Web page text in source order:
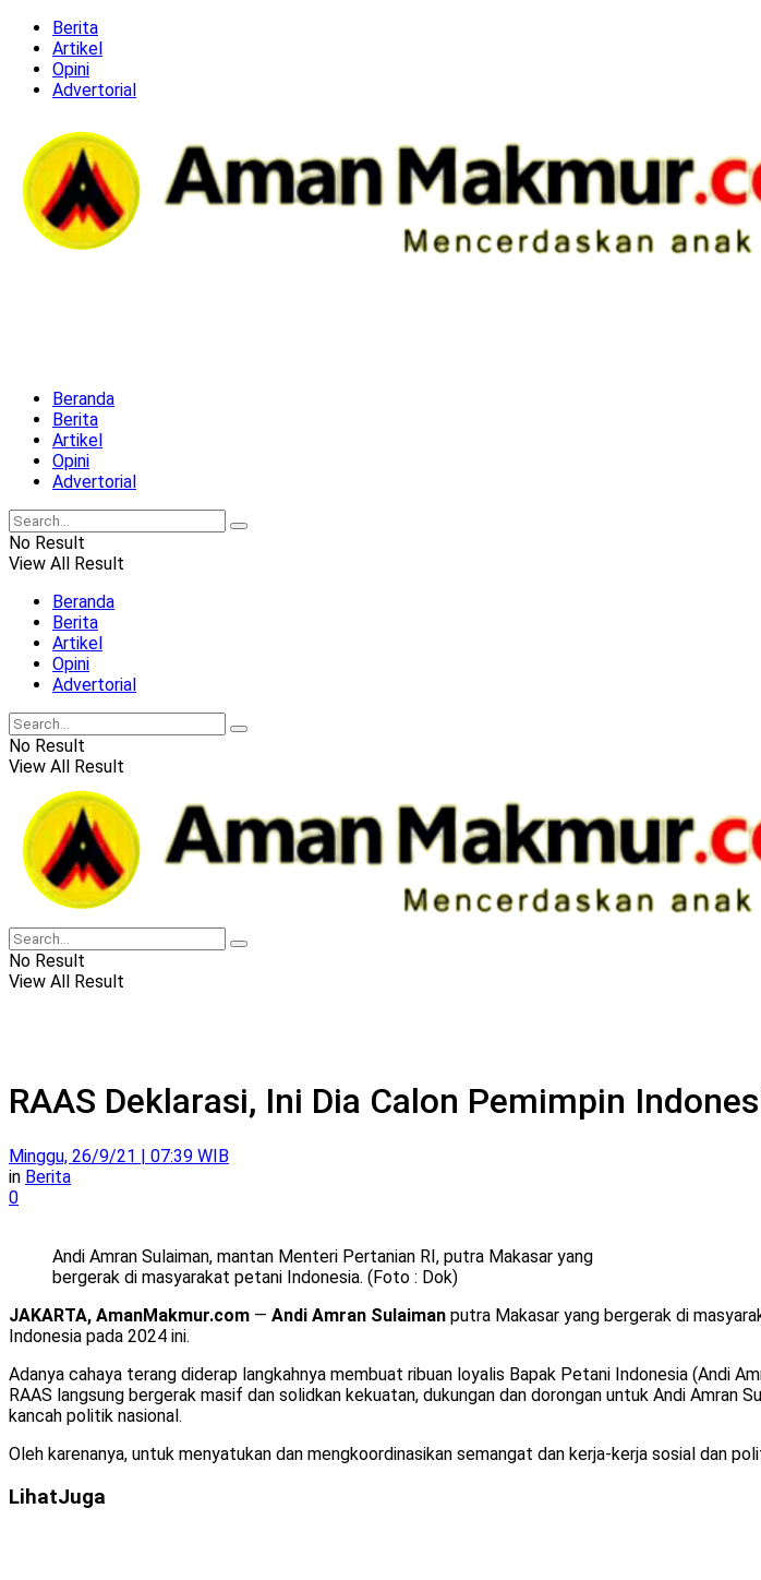
Berita
Artikel
Opini
Advertorial
Beranda
Berita
Artikel
Opini
Advertorial
No Result
View All Result
Beranda
Berita
Artikel
Opini
Advertorial
No Result
View All Result
No Result
View All Result
RAAS Deklarasi, Ini Dia Calon Pemimpin
Minggu, 26/9/21 | 07:39 WIB
in Berita
0
Andi Amran Sulaiman, mantan Menteri Pertanian RI, putra Makasar yang
bergerak di masyarakat petani Indonesia. (Foto : Dok)
JAKARTA, AmanMakmur.com — Andi Amran Sulaiman putra Makasar yang bergerak di
Indonesia pada 2024 ini.
Adanya cahaya terang diderap langkahnya membuat ribuan loyalis Bapak Petani Indonesia (Andi
RAAS langsung bergerak masif dan solidkan kekuatan, dukungan dan dorongan untuk Andi Amran
kancah politik nasional.
Oleh karenanya, untuk menyatukan dan mengkoordinasikan semangat dan kerja-kerja sosial dan
LihatJuga